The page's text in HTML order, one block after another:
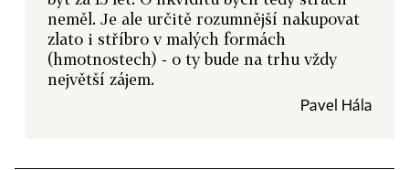
neměl. Je ale určitě rozumnější nakupovat
zlato i stříbro v malých formách
(hmotnostech) - o ty bude na trhu vždy
největší zájem.
Pavel Hála